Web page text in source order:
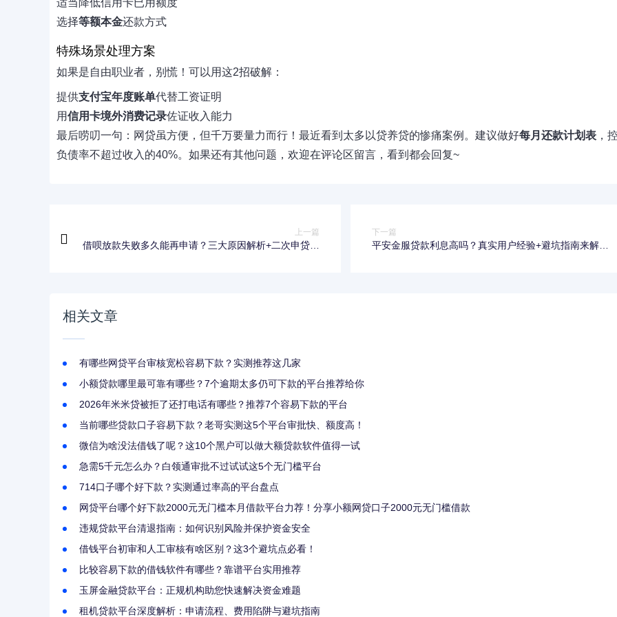
适当降低信用卡已用额度
选择等额本金还款方式
特殊场景处理方案
如果是自由职业者，别慌！可以用这2招破解：
提供支付宝年度账单代替工资证明
用信用卡境外消费记录佐证收入能力
最后唠叨一句：网贷虽方便，但千万要量力而行！最近看到太多以贷养贷的惨痛案例。建议做好每月还款计划表 ，
负债率不超过收入的40%。如果还有其他问题，欢迎在评论区留言，看到都会回复~
上一篇
借呗放款失败多久能再申请？三大原因解析+二次申贷攻
下一篇
平安金服贷款利息高吗？真实用户经验+避坑指南来解
相关文章
有哪些网贷平台审核宽松容易下款？实测推荐这几家
小额贷款哪里最可靠有哪些？7个逾期太多仍可下款的平台推荐给你
2026年米米贷被拒了还打电话有哪些？推荐7个容易下款的平台
当前哪些贷款口子容易下款？老哥实测这5个平台审批快、额度高！
微信为啥没法借钱了呢？这10个黑户可以做大额贷款软件值得一试
急需5千元怎么办？白领通审批不过试试这5个无门槛平台
714口子哪个好下款？实测通过率高的平台盘点
网贷平台哪个好下款2000元无门槛本月借款平台力荐！分享小额网贷口子2000元无门槛借款
违规贷款平台清退指南：如何识别风险并保护资金安全
借钱平台初审和人工审核有啥区别？这3个避坑点必看！
比较容易下款的借钱软件有哪些？靠谱平台实用推荐
玉屏金融贷款平台：正规机构助您快速解决资金难题
租机贷款平台深度解析：申请流程、费用陷阱与避坑指南